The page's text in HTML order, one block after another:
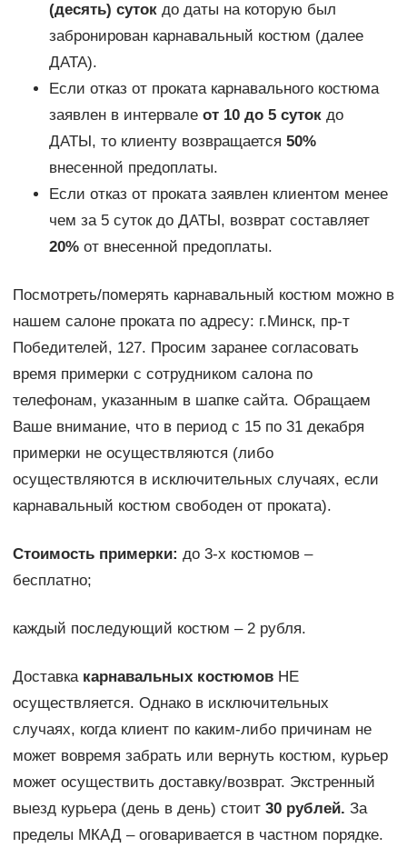
(десять) сутокдо даты на которую был
забронирован карнавальный костюм (далее
ДАТА).
Если отказ от проката карнавального костюма
заявлен в интервале от 10 до 5 сутокдо
ДАТЫ, то клиенту возвращается 50%
внесенной предоплаты.
Если отказ от проката заявлен клиентом менее
чем за 5 суток до ДАТЫ, возврат составляет
20%от внесенной предоплаты.
Посмотреть/померять карнавальный костюм можно в
нашем салоне проката по адресу: г.Минск, пр-т
Победителей, 127. Просим заранее согласовать
время примерки с сотрудником салона по
телефонам, указанным в шапке сайта. Обращаем
Ваше внимание, что в период с 15 по 31 декабря
примерки не осуществляются (либо
осуществляются в исключительных случаях, если
карнавальный костюм свободен от проката).
Стоимость примерки: до 3-х костюмов –
бесплатно;
каждый последующий костюм – 2 рубля.
Доставка карнавальных костюмовНЕ
осуществляется. Однако в исключительных
случаях, когда клиент по каким-либо причинам не
может вовремя забрать или вернуть костюм, курьер
может осуществить доставку/возврат. Экстренный
выезд курьера (день в день) стоит 30 рублей. За
пределы МКАД – оговаривается в частном порядке.